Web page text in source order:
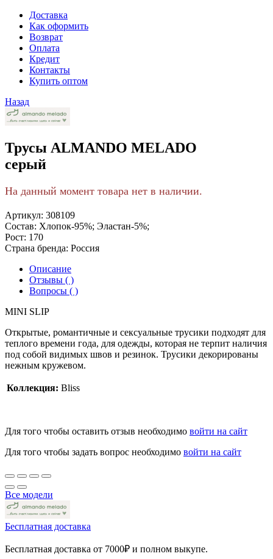
Доставка
Как оформить
Возврат
Оплата
Кредит
Контакты
Купить оптом
Назад
Трусы ALMANDO MELADO
серый
На данный момент товара нет в наличии.
Артикул: 308109
Состав: Хлопок-95%; Эластан-5%;
Рост: 170
Страна бренда: Россия
Описание
Отзывы ( )
Вопросы ( )
MINI SLIP
Открытые, романтичные и сексуальные трусики подходят для
теплого времени года, для одежды, которая не терпит наличия
под собой видимых швов и резинок. Трусики декорированы
нежным кружевом.
Коллекция: Bliss
Для того чтобы оставить отзыв необходимо войти на сайт
Для того чтобы задать вопрос необходимо войти на сайт
Все модели
Бесплатная доставка
Бесплатная доставка от 7000₽ и полном выкупе.